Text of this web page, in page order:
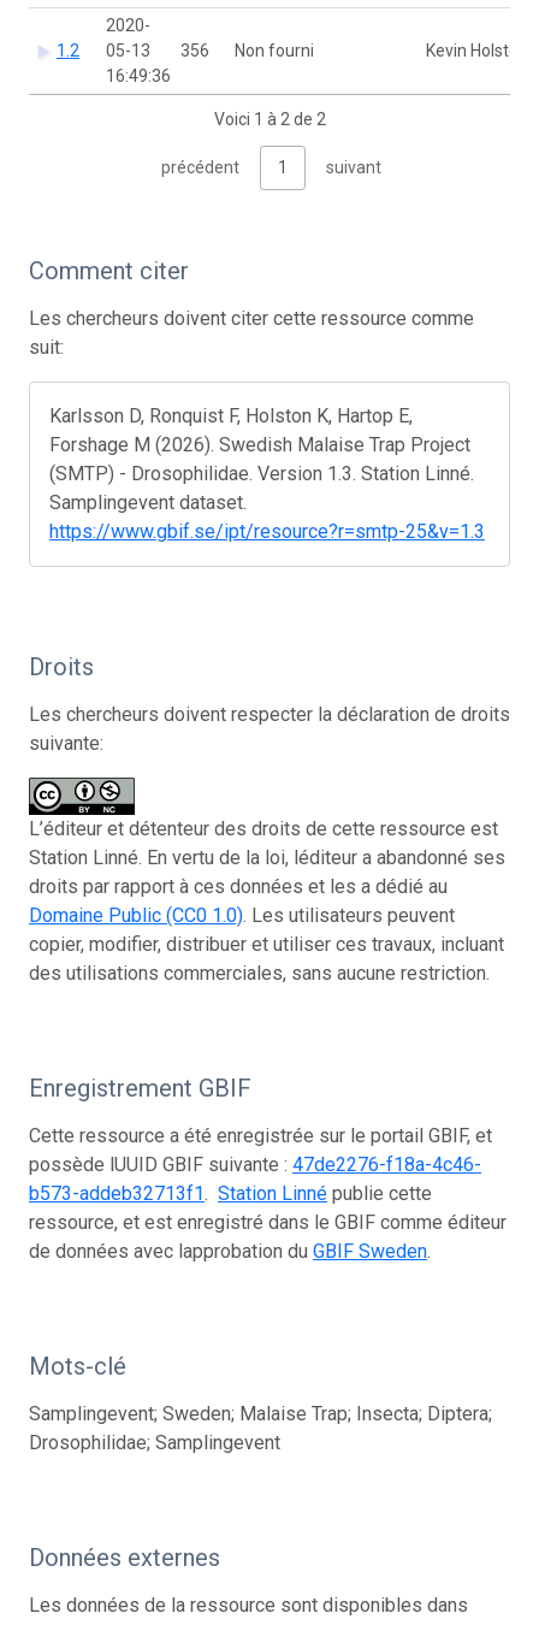
1.2
2020-
05-13
16:49:36
356 Non fourni Kevin Holston
Voici 1 à 2 de 2
précédent 1 suivant
Comment citer
Les chercheurs doivent citer cette ressource comme
suit:
Karlsson D, Ronquist F, Holston K, Hartop E,
Forshage M (2026). Swedish Malaise Trap Project
(SMTP) - Drosophilidae. Version 1.3. Station Linné.
Samplingevent dataset.
https://www.gbif.se/ipt/resource?r=smtp-25&v=1.3
Droits
Les chercheurs doivent respecter la déclaration de droits
suivante:
L’éditeur et détenteur des droits de cette ressource est
Station Linné. En vertu de la loi, léditeur a abandonné ses
droits par rapport à ces données et les a dédié au
Domaine Public (CC0 1.0). Les utilisateurs peuvent
copier, modifier, distribuer et utiliser ces travaux, incluant
des utilisations commerciales, sans aucune restriction.
Enregistrement GBIF
Cette ressource a été enregistrée sur le portail GBIF, et
possède lUUID GBIF suivante : 47de2276-f18a-4c46-
b573-addeb32713f1. Station Linné publie cette
ressource, et est enregistré dans le GBIF comme éditeur
de données avec lapprobation du GBIF Sweden.
Mots-clé
Samplingevent; Sweden; Malaise Trap; Insecta; Diptera;
Drosophilidae; Samplingevent
Données externes
Les données de la ressource sont disponibles dans